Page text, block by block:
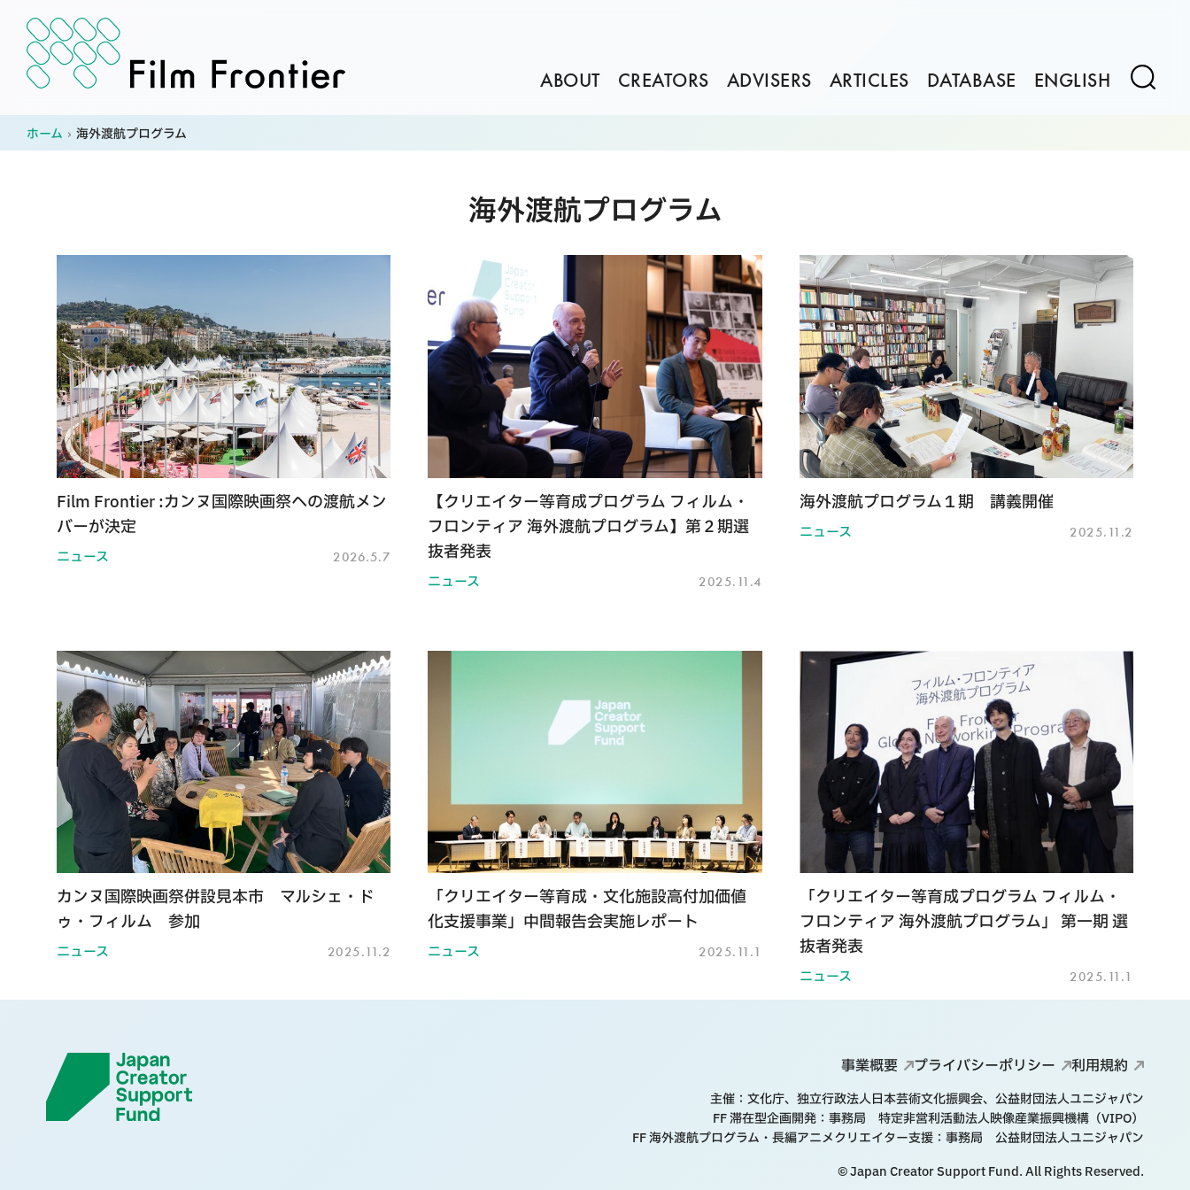
ABOUT CREATORS ADVISERS ARTICLES DATABASE ENGLISH
ホーム › 海外渡航プログラム
海外渡航プログラム
ニュース 2026.5.7
Film Frontier :カンヌ国際映画祭への渡航メン
バーが決定
ニュース 2025.11.4
【クリエイター等育成プログラム フィルム・
フロンティア 海外渡航プログラム】第２期選
抜者発表
ニュース 2025.11.2
海外渡航プログラム１期 講義開催
ニュース 2025.11.2
カンヌ国際映画祭併設見本市 マルシェ・ド
ゥ・フィルム 参加
ニュース 2025.11.1
「クリエイター等育成・文化施設高付加価値
化支援事業」中間報告会実施レポート
ニュース 2025.11.1
「クリエイター等育成プログラム フィルム・
フロンティア 海外渡航プログラム」 第一期 選
抜者発表
事業概要 プライバシーポリシー 利用規約
主催 文化庁、独立行政法人日本芸術文化振興会、 公益財団法人ユニジャパン
FF 滞在型企画開発
事務局 特定非営利活動法人映像産業振興機構（VIPO）
FF 海外渡航プログラム・長編アニメクリエイター支援
事務局 公益財団法人ユニジャパン
© Japan Creator Support Fund. All Rights Reserved.